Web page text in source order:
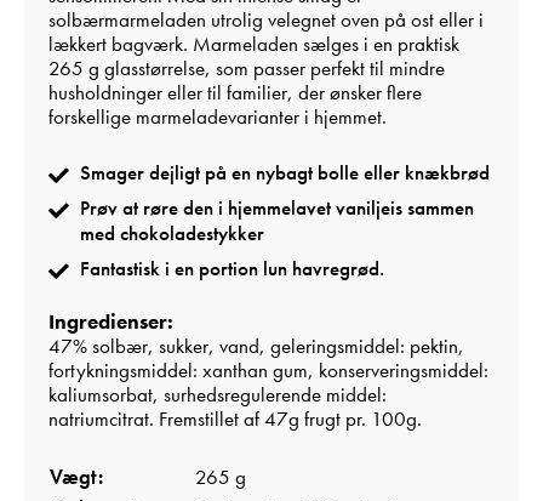
solbærmarmeladen utrolig velegnet oven på ost eller i
lækkert bagværk. Marmeladen sælges i en praktisk
265 g glasstørrelse, som passer perfekt til mindre
husholdninger eller til familier, der ønsker flere
forskellige marmeladevarianter i hjemmet.
Smager dejligt på en nybagt bolle eller knækbrød
Prøv at røre den i hjemmelavet vaniljeis sammen
med chokoladestykker
Fantastisk i en portion lun havregrød.
Ingredienser:
47% solbær, sukker, vand, geleringsmiddel: pektin,
fortykningsmiddel: xanthan gum, konserveringsmiddel:
kaliumsorbat, surhedsregulerende middel:
natriumcitrat. Fremstillet af 47g frugt pr. 100g.
Vægt:
265 g